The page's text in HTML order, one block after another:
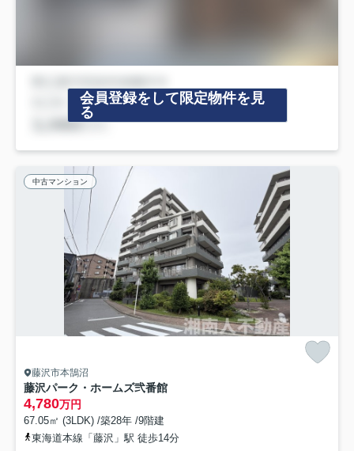
会員登録をして限定物件を見
る
中古マンション
藤沢市本鵠沼
藤沢パーク・ホームズ弐番館
4,780万円
67.05㎡ (3LDK) /築28年 /9階建
東海道本線「藤沢」駅 徒歩14分